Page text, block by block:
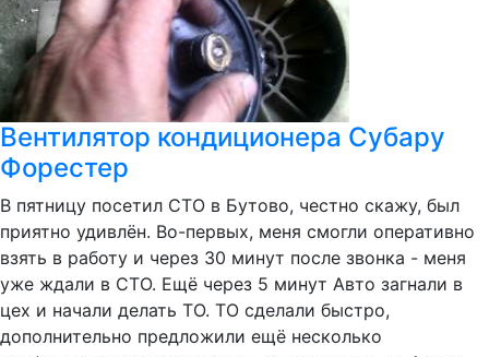
Вентилятор кондиционера Субару
Форестер
В пятницу посетил СТО в Бутово, честно скажу, был
приятно удивлён. Во-первых, меня смогли оперативно
взять в работу и через 30 минут после звонка - меня
уже ждали в СТО. Ещё через 5 минут Авто загнали в
цех и начали делать ТО. ТО сделали быстро,
дополнительно предложили ещё несколько